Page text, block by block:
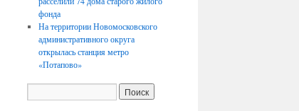
фонда
На территории Новомосковского
административного округа
открылась станция метро
«Потапово»